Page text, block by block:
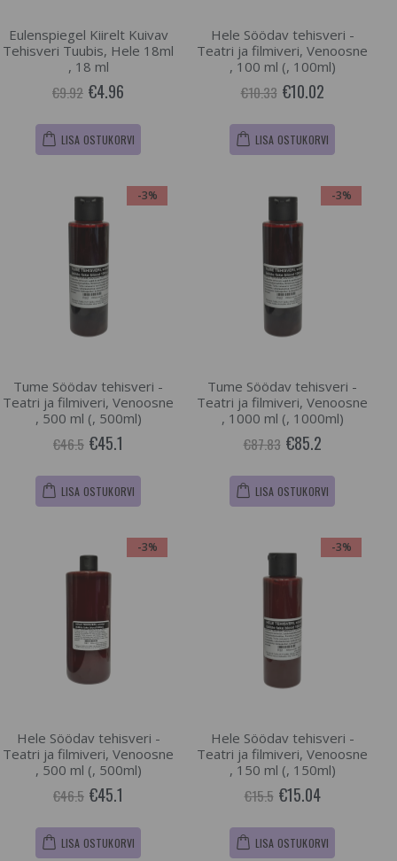
Eulenspiegel Kiirelt Kuivav
Tehisveri Tuubis, Hele 18ml
, 18 ml
€9.92 €4.96
LISA OSTUKORVI
Hele Söödav tehisveri -
Teatri ja filmiveri, Venoosne
, 100 ml (, 100ml)
€10.33 €10.02
LISA OSTUKORVI
-3%
Tume Söödav tehisveri -
Teatri ja filmiveri, Venoosne
, 500 ml (, 500ml)
€46.5 €45.1
LISA OSTUKORVI
-3%
Tume Söödav tehisveri -
Teatri ja filmiveri, Venoosne
, 1000 ml (, 1000ml)
€87.83 €85.2
LISA OSTUKORVI
-3%
Hele Söödav tehisveri -
Teatri ja filmiveri, Venoosne
, 500 ml (, 500ml)
€46.5 €45.1
LISA OSTUKORVI
-3%
Hele Söödav tehisveri -
Teatri ja filmiveri, Venoosne
, 150 ml (, 150ml)
€15.5 €15.04
LISA OSTUKORVI